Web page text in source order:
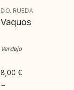
D.O. RUEDA
Vaquos
Verdejo
8,00€
−